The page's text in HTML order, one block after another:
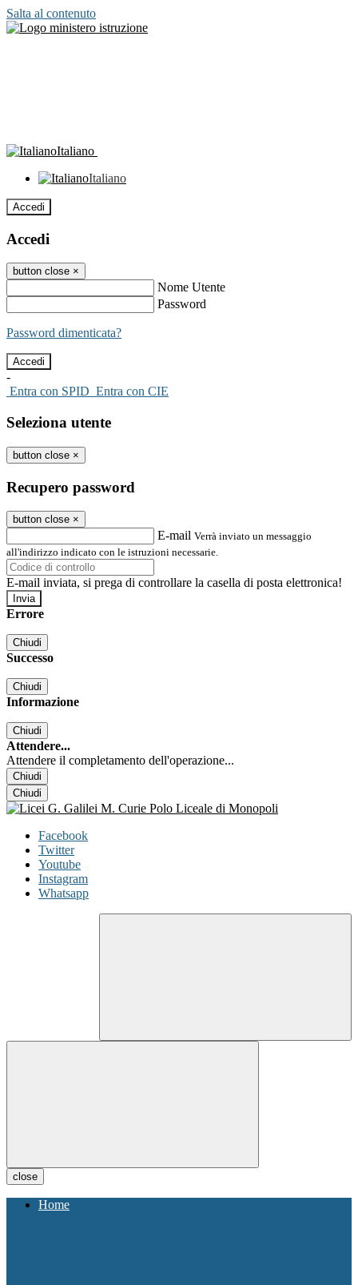
Salta al contenuto
Italiano
Italiano
Accedi
Accedi
button close ×
Nome Utente
Password
Password dimenticata?
-
Entra con SPID Entra con CIE
Seleziona utente
button close ×
Recupero password
button close ×
E-mail Verrà inviato un messaggio
all'indirizzo indicato con le istruzioni necessarie.
E-mail inviata, si prega di controllare la casella di posta elettronica!
Errore
Chiudi
Successo
Chiudi
Informazione
Chiudi
Attendere...
Attendere il completamento dell'operazione...
Chiudi
Chiudi
Facebook
Twitter
Youtube
Instagram
Whatsapp
close
Home